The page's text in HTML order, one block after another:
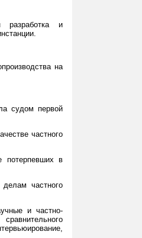
разработка и
на
судом первой
частного
потерпевших в
частного
и частно-